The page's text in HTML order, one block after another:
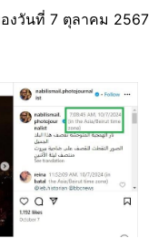
งวันที่ 7 ตุลาคม 2567